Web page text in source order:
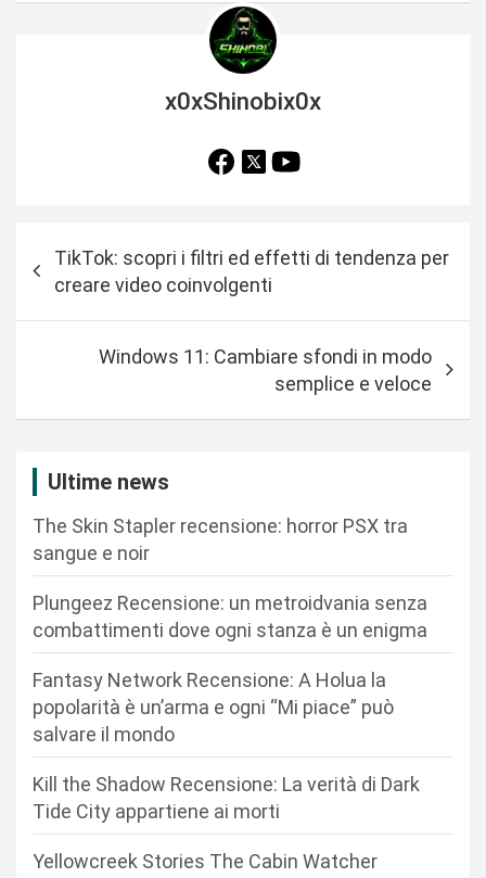
x0xShinobix0x
a
TikTok: scopri i filtri ed effetti di tendenza per
creare video coinvolgenti
Windows 11: Cambiare sfondi in modo
semplice e veloce
Ultime news
The Skin Stapler recensione: horror PSX tra
sangue e noir
Plungeez Recensione: un metroidvania senza
combattimenti dove ogni stanza è un enigma
Fantasy Network Recensione: A Holua la
popolarità è un’arma e ogni “Mi piace” può
salvare il mondo
Kill the Shadow Recensione: La verità di Dark
Tide City appartiene ai morti
Yellowcreek Stories The Cabin Watcher